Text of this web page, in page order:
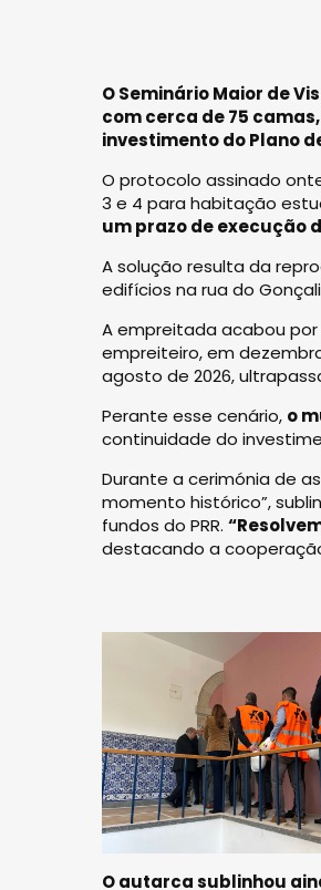
O Seminário Maior de
com cerca de 75
investimento do Plano
O protocolo assinado
3 e 4 para habitação
um prazo de execução
A solução resulta da
edifícios na rua do
A empreitada acabou
empreiteiro, em
agosto de 2026,
Perante esse cenário, o
continuidade do
Durante a cerimónia de
momento histórico”,
fundos do PRR.
destacando a
O autarca sublinhou